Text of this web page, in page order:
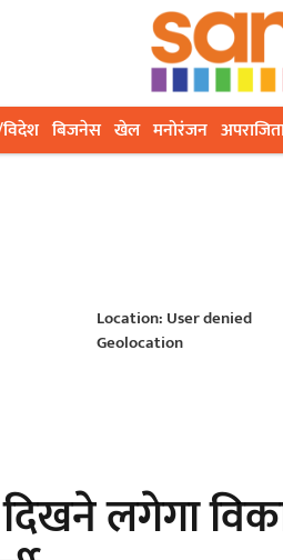
बिजनेस खेल मनोरंजन
Location: User denied
Geolocation
लगेगा